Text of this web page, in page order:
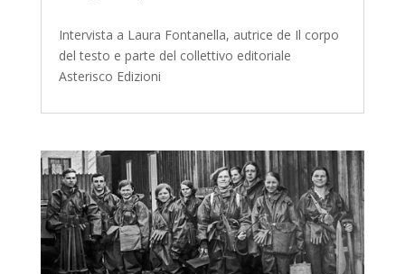
Intervista a Laura Fontanella, autrice de Il corpo
del testo e parte del collettivo editoriale
Asterisco Edizioni